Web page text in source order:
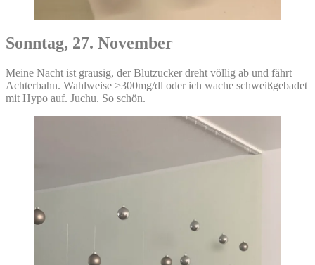
Sonntag, 27. November
Meine Nacht ist grausig, der Blutzucker dreht völlig ab und fährt
Achterbahn. Wahlweise >300mg/dl oder ich wache schweißgebadet
mit Hypo auf. Juchu. So schön.